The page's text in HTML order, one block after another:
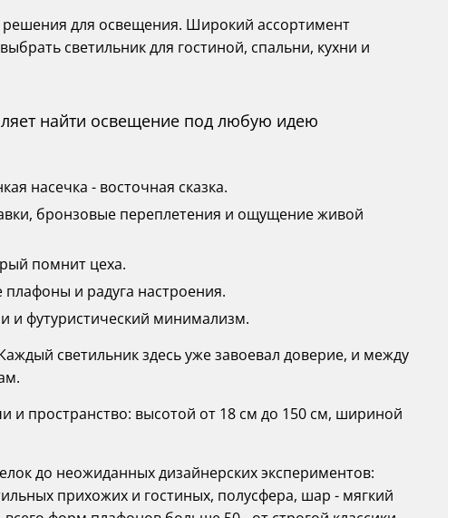
решения для освещения. Широкий ассортимент
светильник для гостиной, спальни, кухни и
найти освещение под любую идею
насечка - восточная сказка.
бронзовые переплетения и ощущение живой
помнит цеха.
и радуга настроения.
и футуристический минимализм.
светильник здесь уже завоевал доверие, и между
пространство: высотой от 18 см до 150 см, шириной
до неожиданных дизайнерских экспериментов:
прихожих и гостиных, полусфера, шар - мягкий